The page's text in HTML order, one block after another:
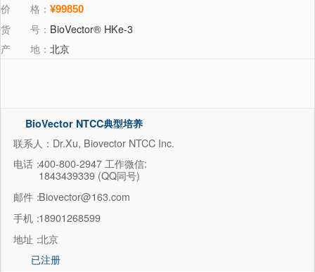
价 格： ¥99850
货 号： BioVector® HKe-3
产 地： 北京
BioVector NTCC典型培养
联系人：Dr.Xu, Biovector NTCC Inc.
电话：400-800-2947 工作微信:
1843439339 (QQ同号)
邮件：Biovector@163.com
手机：18901268599
地址：北京
已注册